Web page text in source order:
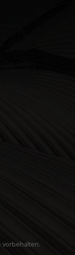
vorbehalten.